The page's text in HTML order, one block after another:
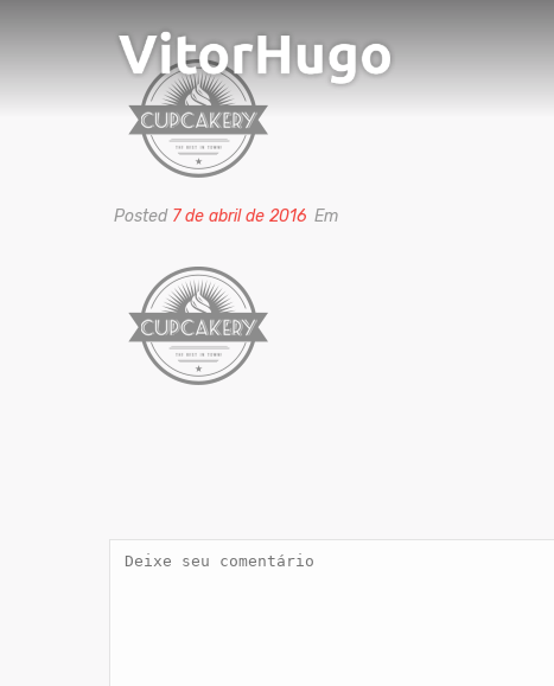
Posted 7 de abril de 2016 Em